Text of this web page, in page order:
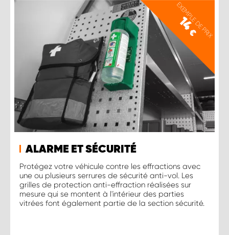
EXEMPLE DE PRIX
14
€
ALARME ET SÉCURITÉ
Protégez votre véhicule contre les effractions avec
une ou plusieurs serrures de sécurité anti-vol. Les
grilles de protection anti-effraction réalisées sur
mesure qui se montent à l'intérieur des parties
vitrées font également partie de la section sécurité.